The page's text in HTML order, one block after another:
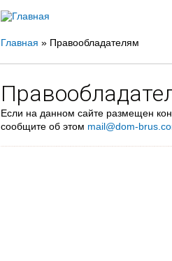
Вы
здесь
Главная » Правообладателям
Если на данном сайте размещен
сообщите об этом mail@dom-